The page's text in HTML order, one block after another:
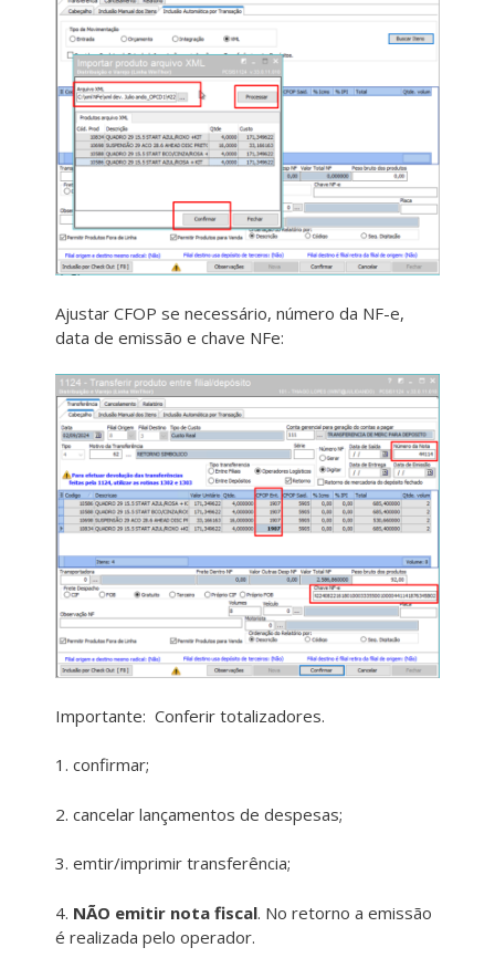
Ajustar CFOP se necessário, número da NF-e,
data de emissão e chave NFe:
Importante: Conferir totalizadores.
1. confirmar;
2. cancelar lançamentos de despesas;
3. emtir/imprimir transferência;
4. NÃO emitir nota fiscal. No retorno a emissão
é realizada pelo operador.